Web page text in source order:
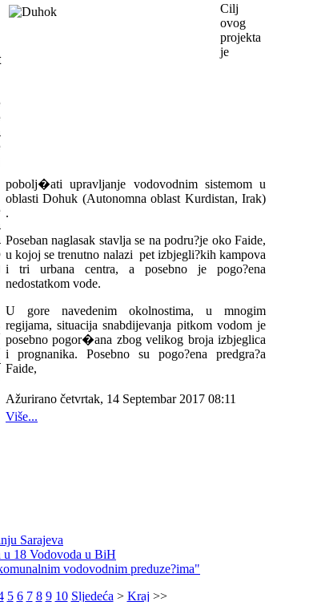
Cilj
ovog
projekta
je
pobolj�ati upravljanje vodovodnim sistemom u
oblasti Dohuk (Autonomna oblast Kurdistan, Irak)
.
Poseban naglasak stavlja se na podru?je oko Faide,
u kojoj se trenutno nalazi pet izbjegli?kih kampova
i tri urbana centra, a posebno je pogo?ena
nedostatkom vode.
U gore navedenim okolnostima, u mnogim
regijama, situacija snabdijevanja pitkom vodom je
posebno pogor�ana zbog velikog broja izbjeglica
i prognanika. Posebno su pogo?ena predgra?a
Faide,
Ažurirano četvrtak, 14 Septembar 2017 08:11
Više...
Sarajeva
u 18 Vodovoda u BiH
vodovodnim preduze?ima"
5 6 7 8 9 10 Sljedeća > Kraj >>